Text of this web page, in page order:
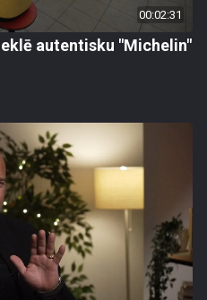
00:02:31
autentisku "Michelin"